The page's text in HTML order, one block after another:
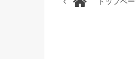
トップペ